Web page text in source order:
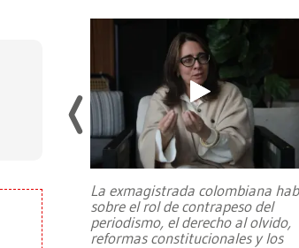
La exmagistrada colombiana
sobre el rol de contrapeso del
periodismo, el derecho al olvido,
reformas constitucionales y los